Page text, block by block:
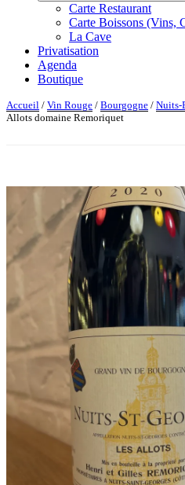
Carte Restaurant
Carte Boissons (Vins,
La Cave
Privatisation
Agenda
Boutique
Accueil / Vin Rouge / Bourgogne / Nuits-
Allots domaine Remoriquet